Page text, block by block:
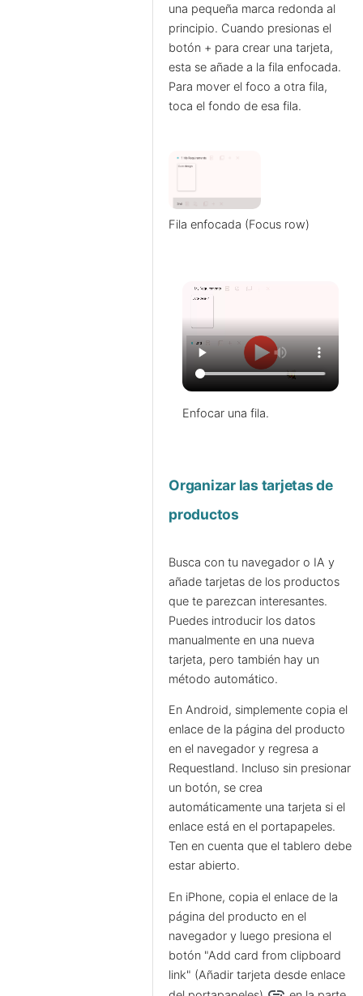
una pequeña marca redonda al
principio. Cuando presionas el
botón + para crear una tarjeta,
esta se añade a la fila enfocada.
Para mover el foco a otra fila,
toca el fondo de esa fila.
Fila enfocada (Focus row)
Enfocar una fila.
Organizar las tarjetas de
productos
Busca con tu navegador o IA y
añade tarjetas de los productos
que te parezcan interesantes.
Puedes introducir los datos
manualmente en una nueva
tarjeta, pero también hay un
método automático.
En Android, simplemente copia el
enlace de la página del producto
en el navegador y regresa a
Requestland. Incluso sin presionar
un botón, se crea
automáticamente una tarjeta si el
enlace está en el portapapeles.
Ten en cuenta que el tablero debe
estar abierto.
En iPhone, copia el enlace de la
página del producto en el
navegador y luego presiona el
botón "Add card from clipboard
link" (Añadir tarjeta desde enlace